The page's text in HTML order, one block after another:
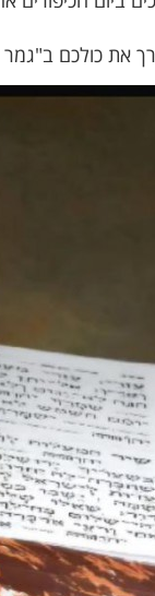
את כולכם ב"גמר